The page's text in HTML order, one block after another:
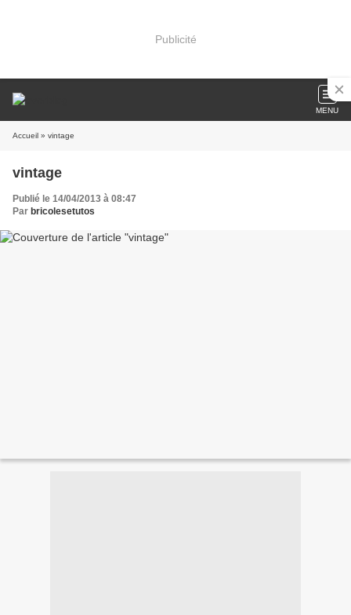
Publicité
MENU
Accueil » vintage
vintage
Publié le 14/04/2013 à 08:47
Par bricolesetutos